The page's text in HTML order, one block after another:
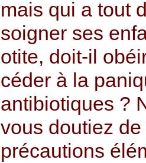
mais qui a tout
soigner ses
otite, doit-il
céder à la
antibiotiques ?
vous doutiez
précautions